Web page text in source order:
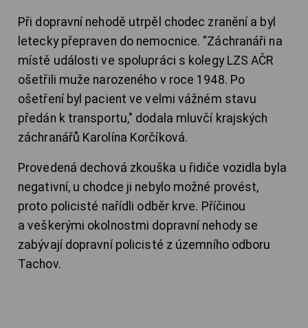
Při dopravní nehodě utrpěl chodec zranění a byl
letecky přepraven do nemocnice. "Záchranáři na
místě události ve spolupráci s kolegy LZS AČR
ošetřili muže narozeného v roce 1948. Po
ošetření byl pacient ve velmi vážném stavu
předán k transportu," dodala mluvčí krajských
záchranářů Karolína Korčíková.
Provedená dechová zkouška u řidiče vozidla byla
negativní, u chodce ji nebylo možné provést,
proto policisté nařídli odběr krve. Příčinou
a veškerými okolnostmi dopravní nehody se
zabývají dopravní policisté z územního odboru
Tachov.